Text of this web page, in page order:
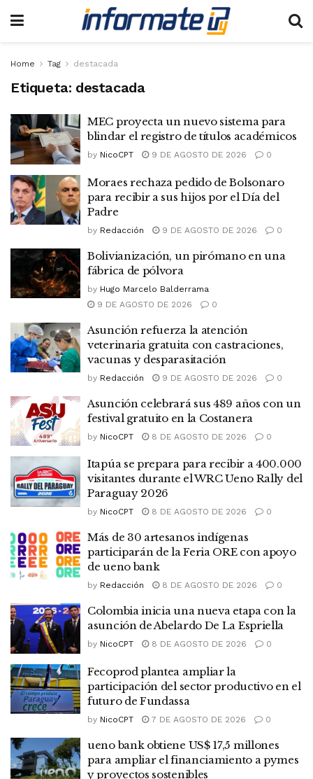
Home Tag destacada
Etiqueta: destacada
MEC proyecta un nuevo sistema para
blindar el registro de títulos académicos
by NicoCPT 9 DE AGOSTO DE 2026 0
Moraes rechaza pedido de Bolsonaro
para recibir a sus hijos por el Día del
Padre
by Redacción 9 DE AGOSTO DE 2026 0
Bolivianización, un pirómano en una
fábrica de pólvora
by Hugo Marcelo Balderrama
9 DE AGOSTO DE 2026
0
Asunción refuerza la atención
veterinaria gratuita con castraciones,
vacunas y desparasitación
by Redacción 9 DE AGOSTO DE 2026 0
Asunción celebrará sus 489 años con un
festival gratuito en la Costanera
by NicoCPT 8 DE AGOSTO DE 2026 0
Itapúa se prepara para recibir a 400.000
visitantes durante el WRC Ueno Rally del
Paraguay 2026
by NicoCPT 8 DE AGOSTO DE 2026 0
Más de 30 artesanos indígenas
participarán de la Feria ORE con apoyo
de ueno bank
by Redacción 8 DE AGOSTO DE 2026 0
Colombia inicia una nueva etapa con la
asunción de Abelardo De La Espriella
by NicoCPT 8 DE AGOSTO DE 2026 0
Fecoprod plantea ampliar la
participación del sector productivo en el
futuro de Fundassa
by NicoCPT 7 DE AGOSTO DE 2026 0
ueno bank obtiene US$ 17,5 millones
para ampliar el financiamiento a pymes
y proyectos sostenibles